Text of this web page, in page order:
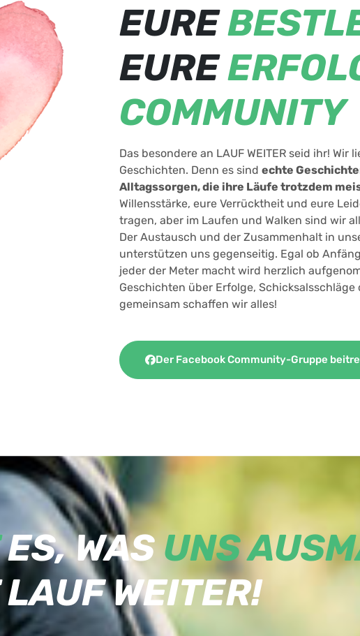
EURE
EURE
COMMUNITY
Das besondere an LAUF WEITER seid ihr!
Geschichten. Denn es sind echte
Alltagssorgen, die ihre Läufe trotzdem
Willensstärke, eure Verrücktheit und eure
tragen, aber im Laufen und Walken sind wir
Der Austausch und der Zusammenhalt in
unterstützen uns gegenseitig. Egal ob
jeder der Meter macht wird herzlich
Geschichten über Erfolge,
gemeinsam schaffen wir alles!
Der Facebook Community-Gruppe
ES, WASUNS
WEITER!